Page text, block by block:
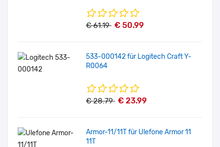
€ 61.19 € 50.99
533-000142 für Logitech Craft Y-
R0064
€ 28.79 € 23.99
Armor-11/11T für Ulefone Armor 11
11T